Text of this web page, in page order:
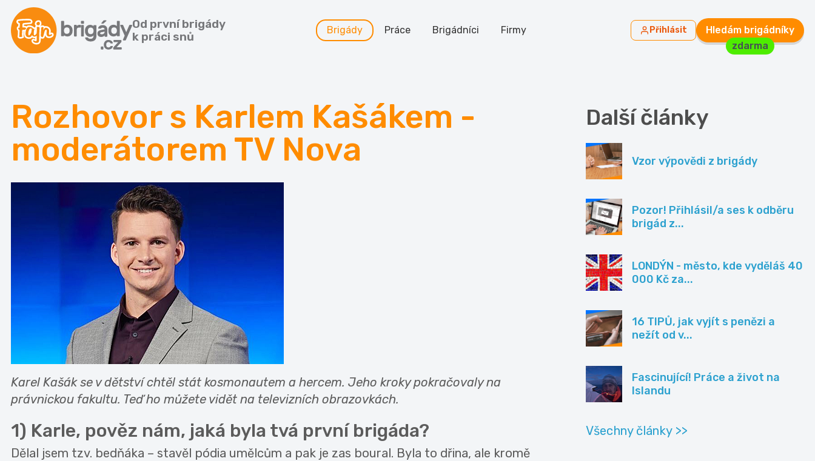
Od první brigády
k práci snů
Brigády Práce Brigádníci Firmy Přihlásit
Hledám brigádníky
zdarma
Rozhovor s Karlem Kašákem -
moderátorem TV Nova
Karel Kašák se v dětství chtěl stát kosmonautem a hercem. Jeho kroky pokračovaly na
právnickou fakultu. Teď ho můžete vidět na televizních obrazovkách.
1) Karle, pověz nám, jaká byla tvá první brigáda?
Dělal jsem tzv. bedňáka – stavěl pódia umělcům a pak je zas boural. Byla to dřina, ale kromě
Další články
Vzor výpovědi z brigády
Pozor! Přihlásil/a ses k odběru
brigád z...
LONDÝN - město, kde vyděláš 40
000 Kč za...
16 TIPŮ, jak vyjít s penězi a
nežít od v...
Fascinující! Práce a život na
Islandu
Všechny články >>